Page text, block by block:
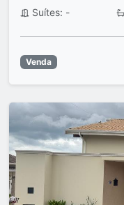
Suítes: -
Venda